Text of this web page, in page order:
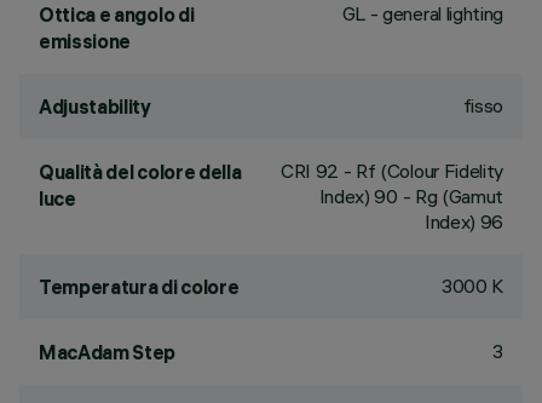
Ottica e angolo di
emissione
GL - general lighting
Adjustability fisso
Qualità del colore della
luce
CRI 92 - Rf (Colour Fidelity
Index) 90 - Rg (Gamut
Index) 96
Temperatura di colore 3000 K
MacAdam Step 3